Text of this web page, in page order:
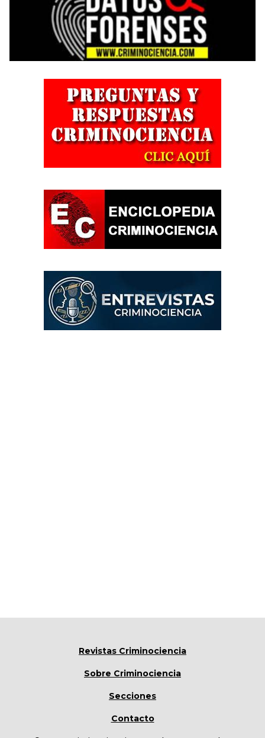
Revistas Criminociencia
Sobre Criminociencia
Secciones
Contacto